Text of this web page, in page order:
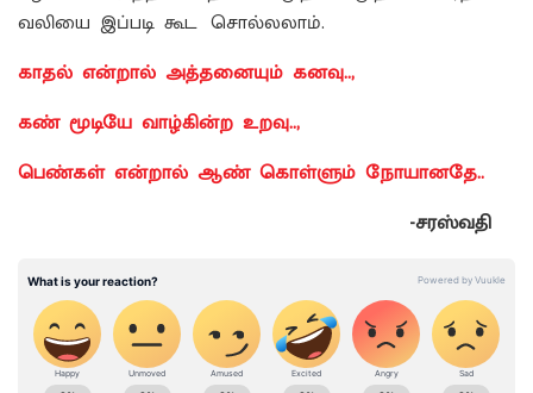
வலியை இப்படி கூட சொல்லலாம்.
காதல் என்றால் அத்தனையும் கனவு..,
கண் மூடியே வாழ்கின்ற உறவு..,
பெண்கள் என்றால் ஆண் கொள்ளும் நோயானதே..
-சரஸ்வதி